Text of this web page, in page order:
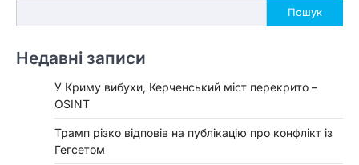
Пошук
Недавні записи
У Криму вибухи, Керченський міст перекрито –
OSINT
Трамп різко відповів на публікацію про конфлікт із
Гегсетом